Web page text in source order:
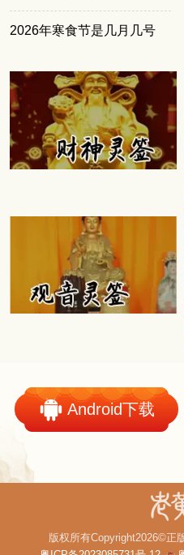
2026年寒食节是几月几号
Android下载
版权所有Copyright2026©正